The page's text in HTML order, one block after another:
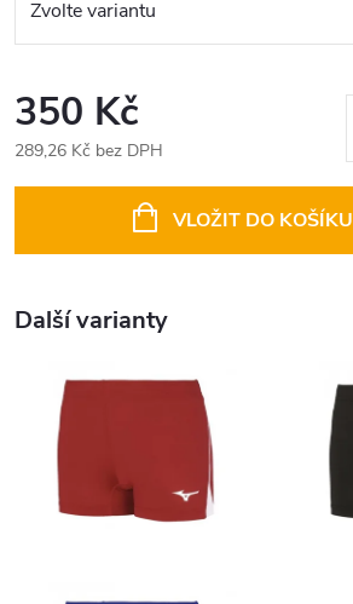
350 Kč
289,26 Kč bez DPH
VLOŽIT DO KOŠÍKU
Další varianty